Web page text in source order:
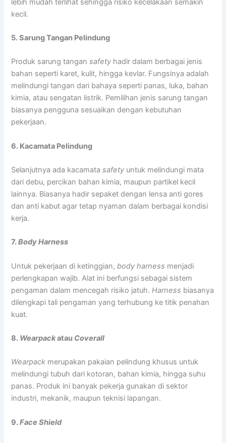
lebih mudah terlihat sehingga risiko kecelakaan semakin
kecil.
5. Sarung Tangan Pelindung
Produk sarung tangansafety hadir dalam berbagai jenis
bahan seperti karet, kulit, hingga kevlar. Fungsinya adalah
melindungi tangan dari bahaya seperti panas, luka, bahan
kimia, atau sengatan listrik. Pemilihan jenis sarung tangan
biasanya pengguna sesuaikan dengan kebutuhan
pekerjaan.
6. Kacamata Pelindung
Selanjutnya ada kacamatasafety untuk melindungi mata
dari debu, percikan bahan kimia, maupun partikel kecil
lainnya. Biasanya hadir sepaket dengan lensa anti gores
dan anti kabut agar tetap nyaman dalam berbagai kondisi
kerja.
7.Body Harness
Untuk pekerjaan di ketinggian,body harness menjadi
perlengkapan wajib. Alat ini berfungsi sebagai sistem
pengaman dalam mencegah risiko jatuh.Harness biasanya
dilengkapi tali pengaman yang terhubung ke titik penahan
kuat.
8. Wearpackatau Coverall
Wearpack merupakan pakaian pelindung khusus untuk
melindungi tubuh dari kotoran, bahan kimia, hingga suhu
panas. Produk ini banyak pekerja gunakan di sektor
industri, mekanik, maupun teknisi lapangan.
9.Face Shield